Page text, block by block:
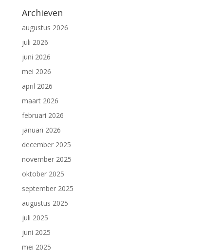
Archieven
augustus 2026
juli 2026
juni 2026
mei 2026
april 2026
maart 2026
februari 2026
januari 2026
december 2025
november 2025
oktober 2025
september 2025
augustus 2025
juli 2025
juni 2025
mei 2025